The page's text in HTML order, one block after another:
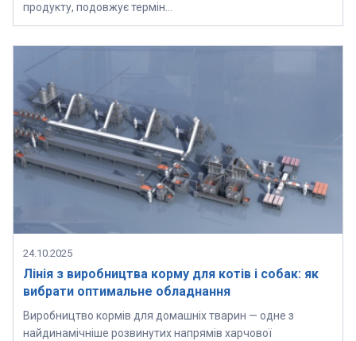
продукту, подовжує термін…
24.10.2025
Лінія з виробництва корму для котів і собак: як
вибрати оптимальне обладнання
Виробництво кормів для домашніх тварин — одне з
найдинамічніше розвинутих напрямів харчової